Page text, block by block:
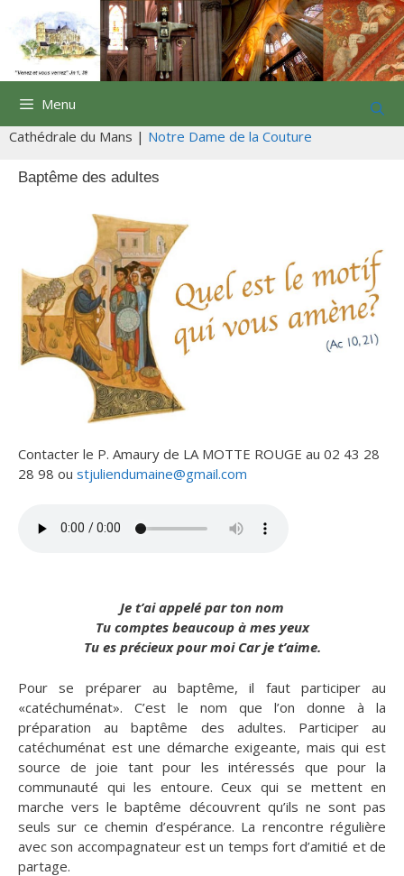
contenu
Menu
Cathédrale du Mans | Notre Dame de la Couture
Baptême des adultes
Contacter le P. Amaury de LA MOTTE ROUGE au 02 43 28
28 98 ou stjuliendumaine@gmail.com
Je t’ai appelé par ton nom
Tu comptes beaucoup à mes yeux
Tu es précieux pour moi Car je t’aime.
Pour se préparer au baptême, il faut participer au
«catéchuménat». C’est le nom que l’on donne à la
préparation au baptême des adultes. Participer au
catéchuménat est une démarche exigeante, mais qui est
source de joie tant pour les intéressés que pour la
communauté qui les entoure. Ceux qui se mettent en
marche vers le baptême découvrent qu’ils ne sont pas
seuls sur ce chemin d’espérance. La rencontre régulière
avec son accompagnateur est un temps fort d’amitié et de
partage.